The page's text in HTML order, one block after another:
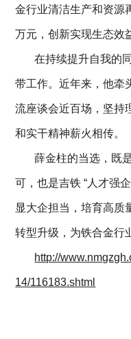
金行业清洁生产和资源
万元，创新实现生态效
       在持续提升自我的同时，他心系团队成长，不忘传帮
带工作。近年来，他牵
流座谈会近百场，坚持
和实干精神薪火相传。
       薛金柱的当选，既是社会对其个人工匠精神的高度认
可，也是吉铁 “人才强
显大企担当，培育高质
转型升级，为铁合金行
http://
14/116183.shtml